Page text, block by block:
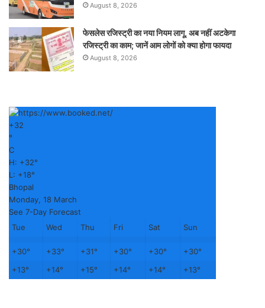
August 8, 2026
फेसलेस रजिस्ट्री का नया नियम लागू, अब नहीं अटकेगा
रजिस्ट्री का काम; जानें आम लोगों को क्या होगा फायदा
August 8, 2026
+32
°
C
H: +32°
L: +18°
Bhopal
Monday, 18 March
See 7-Day Forecast
Tue
Wed Thu Fri Sat Sun
+30° +33° +31° +30° +30° +30°
+13° +14° +15° +14° +14° +13°